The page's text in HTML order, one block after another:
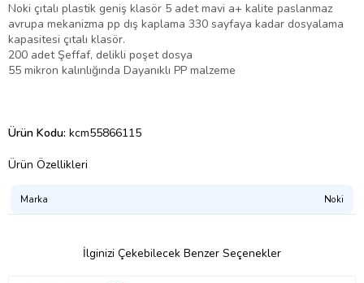
Noki çıtalı plastik geniş klasör 5 adet mavi a+ kalite paslanmaz
avrupa mekanizma pp dış kaplama 330 sayfaya kadar dosyalama
kapasitesi çıtalı klasör.
200 adet Şeffaf, delikli poşet dosya
55 mikron kalınlığında Dayanıklı PP malzeme
Ürün Kodu: kcm55866115
Ürün Özellikleri
Marka Noki
İlginizi Çekebilecek Benzer Seçenekler